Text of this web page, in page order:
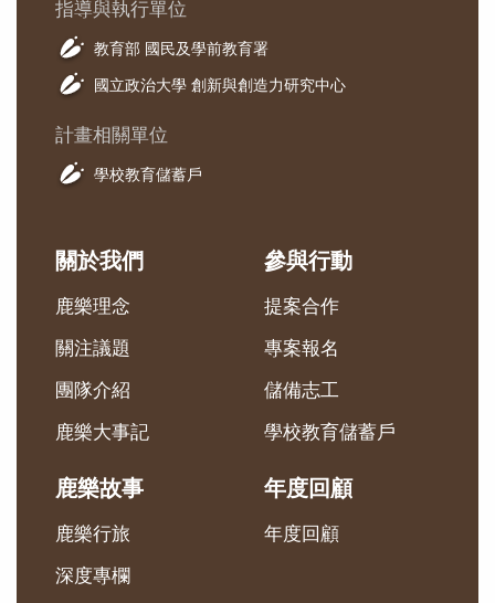
指導與執行單位
教育部 國民及學前教育署
國立政治大學 創新與創造力研究中心
計畫相關單位
學校教育儲蓄戶
關於我們
鹿樂理念
關注議題
團隊介紹
鹿樂大事記
參與行動
提案合作
專案報名
儲備志工
學校教育儲蓄戶
鹿樂故事
鹿樂行旅
深度專欄
年度回顧
年度回顧